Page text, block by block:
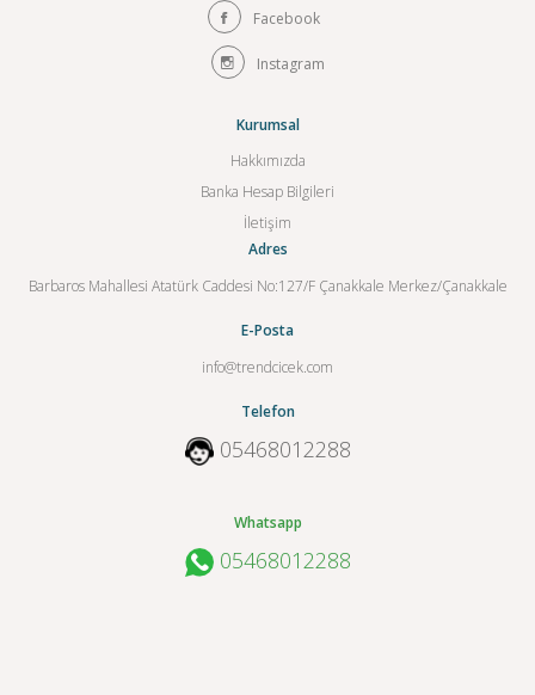
Facebook
Instagram
Kurumsal
Hakkımızda
Banka Hesap Bilgileri
İletişim
Adres
Barbaros Mahallesi Atatürk Caddesi No:127/F Çanakkale Merkez/Çanakkale
E-Posta
info@trendcicek.com
Telefon
05468012288
Whatsapp
05468012288